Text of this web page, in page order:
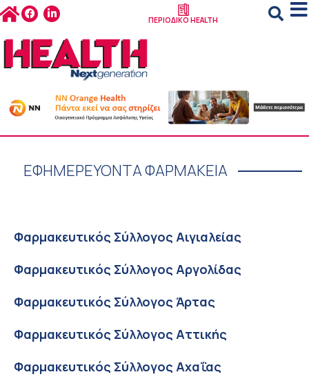
ΠΕΡΙΟΔΙΚΟ HEALTH
ΕΦΗΜΕΡΕΥΟΝΤΑ ΦΑΡΜΑΚΕΙΑ
Φαρμακευτικός Σύλλογος Αιγιαλείας
Φαρμακευτικός Σύλλογος Αργολίδας
Φαρμακευτικός Σύλλογος Άρτας
Φαρμακευτικός Σύλλογος Αττικής
Φαρμακευτικός Σύλλογος Αχαΐας